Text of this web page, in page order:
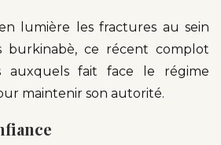
lumière les fractures au sein
burkinabè, ce récent complot
auxquels fait face le régime
maintenir son autorité.